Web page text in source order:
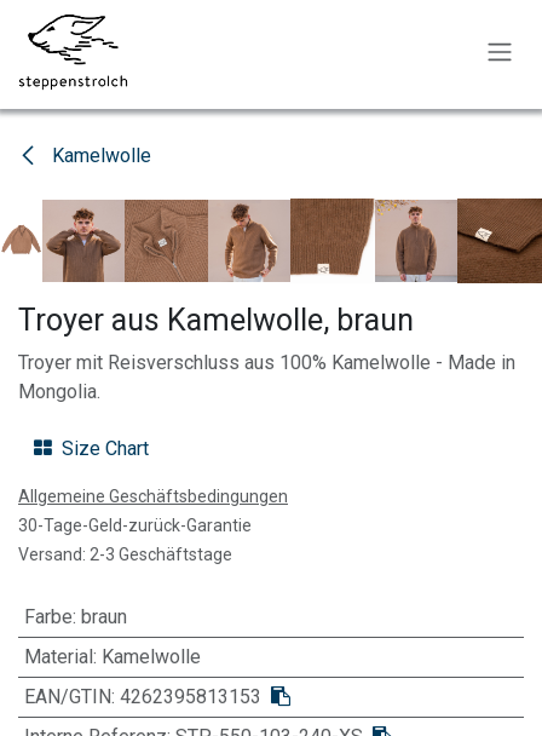
Zum Inhalt springen
Kamelwolle
Troyer aus Kamelwolle, braun
Troyer mit Reisverschluss aus 100% Kamelwolle - Made in
Mongolia.
Size Chart
Allgemeine Geschäftsbedingungen
30-Tage-Geld-zurück-Garantie
Versand: 2-3 Geschäftstage
Farbe: braun
Material: Kamelwolle
EAN/GTIN: 4262395813153